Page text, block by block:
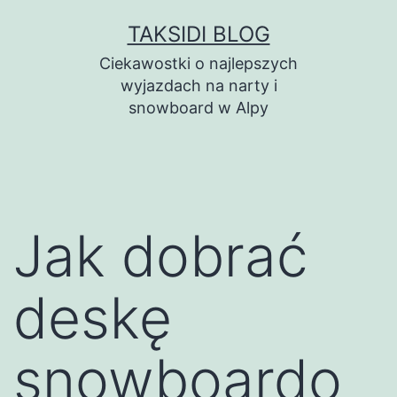
TAKSIDI BLOG
Ciekawostki o najlepszych
wyjazdach na narty i
snowboard w Alpy
Jak dobrać
deskę
snowboardo